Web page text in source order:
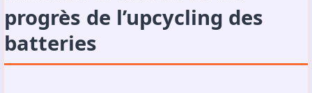
progrès de l’upcycling des
batteries